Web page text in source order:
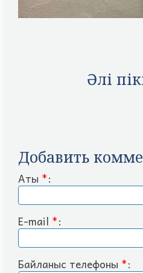
Әлі
Добавить
Аты *:
E-mail *:
Байланыс телефоны *: